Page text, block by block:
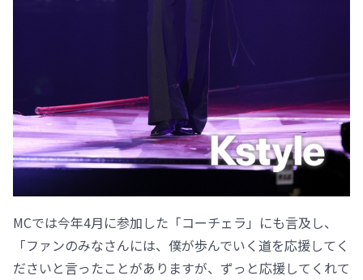
MCでは今年4月に参加した「コーチェラ」にも言及し、
「ファンのみなさんには、僕が歩んでいく道を応援してく
ださいと言ったことがありますが、ずっと応援してくれて